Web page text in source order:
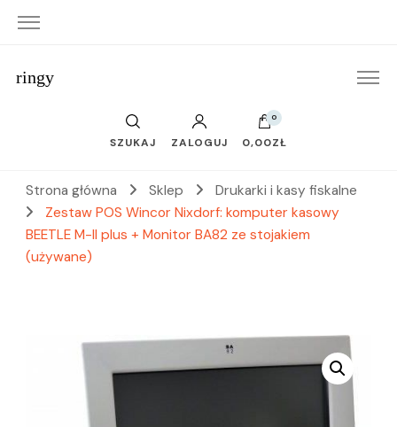
ringy
SZUKAJ ZALOGUJ
0
0,00ZŁ
Strona główna Sklep
Drukarki i kasy fiskalne
Zestaw POS Wincor Nixdorf: komputer kasowy
BEETLE M-II plus + Monitor BA82 ze stojakiem
(używane)